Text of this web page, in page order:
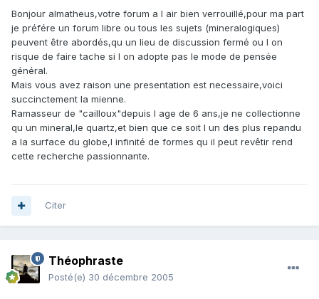
Bonjour almatheus,votre forum a l air bien verrouillé,pour ma part
je préfére un forum libre ou tous les sujets (mineralogiques)
peuvent être abordés,qu un lieu de discussion fermé ou l on
risque de faire tache si l on adopte pas le mode de pensée
général.
Mais vous avez raison une presentation est necessaire,voici
succinctement la mienne.
Ramasseur de "cailloux"depuis l age de 6 ans,je ne collectionne
qu un mineral,le quartz,et bien que ce soit l un des plus repandu
a la surface du globe,l infinité de formes qu il peut revêtir rend
cette recherche passionnante.
Citer
Théophraste
Posté(e) 30 décembre 2005